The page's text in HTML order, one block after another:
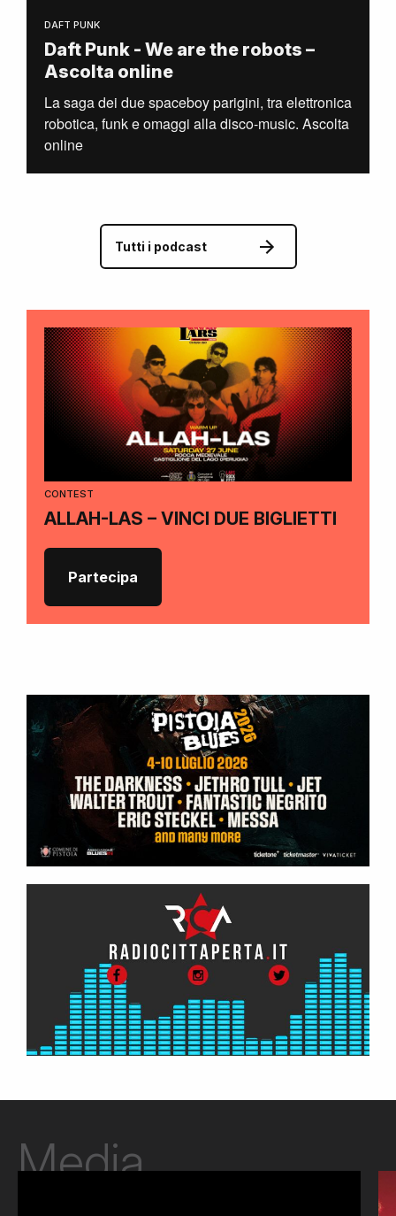
DAFT PUNK
Daft Punk - We are the robots –
Ascolta online
La saga dei due spaceboy parigini, tra elettronica
robotica, funk e omaggi alla disco-music. Ascolta
online
Tutti i podcast
CONTEST
ALLAH-LAS – VINCI DUE BIGLIETTI
Partecipa
Media